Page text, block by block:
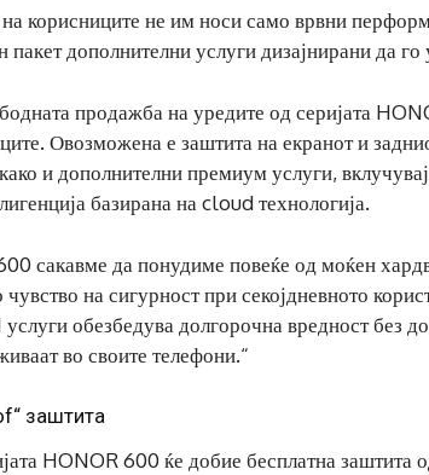
корисниците не им носи само врвни
пакет дополнителни услуги дизајнирани да
продажба на уредите од серијата
Овозможена е заштита на екранот и
и дополнителни премиум услуги,
базирана на cloud технологија.
сакавме да понудиме повеќе од моќен
на сигурност при секојдневното
услуги обезбедува долгорочна вредност без
во своите телефони.“
заштита
HONOR 600 ќе добие бесплатна заштита